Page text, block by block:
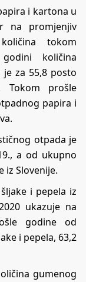
i kartona u
na promjenjiv
tokom
količina
za 55,8 posto
prošle
papira i
otpada je
a od ukupno
iz Slovenije.
i pepela iz
ukazuje na
godine od
i pepela, 63,2
gumenog